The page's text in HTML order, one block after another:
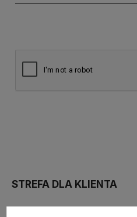
STREFA DLA KLIENTA